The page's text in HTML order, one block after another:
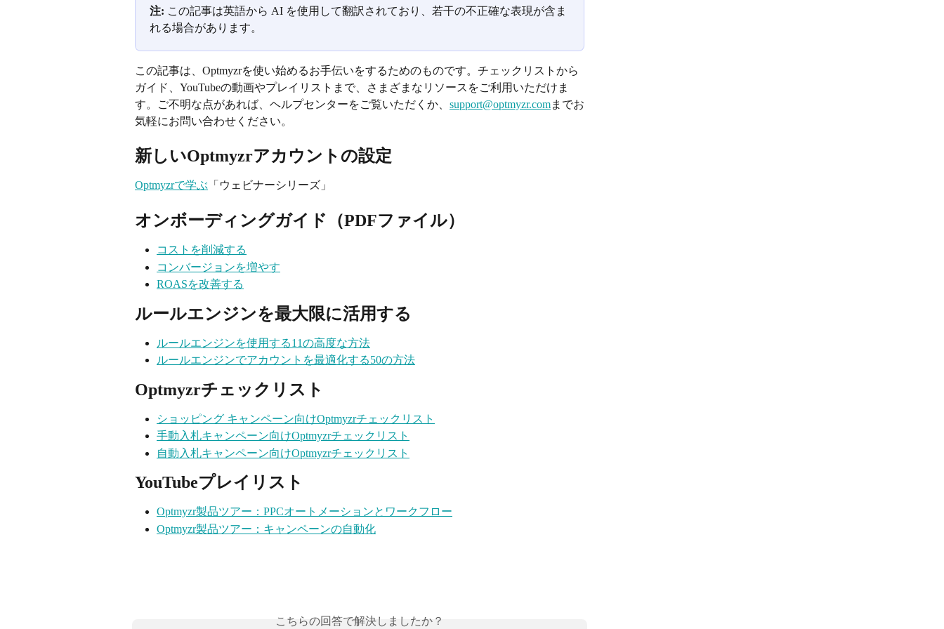
注: この記事は英語から AI を使用して翻訳されており、若干の不正確な表現が含ま
れる場合があります。
この記事は、Optmyzrを使い始めるお手伝いをするためのものです。チェックリストから
ガイド、YouTubeの動画やプレイリストまで、さまざまなリソースをご利用いただけま
す。ご不明な点があれば、ヘルプセンターをご覧いただくか、 support@optmyzr.comまでお
気軽にお問い合わせください。
新しいOptmyzrアカウントの設定
Optmyzrで学ぶ 「ウェビナーシリーズ」
オンボーディングガイド（PDFファイル）
コストを削減する
コンバージョンを増やす
ROASを改善する
ルールエンジンを最大限に活用する
ルールエンジンを使用する11の高度な方法
ルールエンジンでアカウントを最適化する50の方法
Optmyzrチェックリスト
ショッピング キャンペーン向けOptmyzrチェックリスト
手動入札キャンペーン向けOptmyzrチェックリスト
自動入札キャンペーン向けOptmyzrチェックリスト
YouTubeプレイリスト
Optmyzr製品ツアー：PPCオートメーションとワークフロー
Optmyzr製品ツアー：キャンペーンの自動化
こちらの回答で解決しましたか？